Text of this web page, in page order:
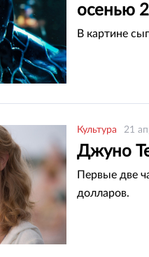
осенью
В картине
Культура 21
Джуно
Первые две
долларов.